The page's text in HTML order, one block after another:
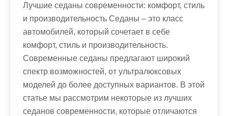
Лучшие седаны современности: комфорт, стиль
и производительность Седаны – это класс
автомобилей, который сочетает в себе
комфорт, стиль и производительность.
Современные седаны предлагают широкий
спектр возможностей, от ультралюксовых
моделей до более доступных вариантов. В этой
статье мы рассмотрим некоторые из лучших
седанов современности, которые отличаются